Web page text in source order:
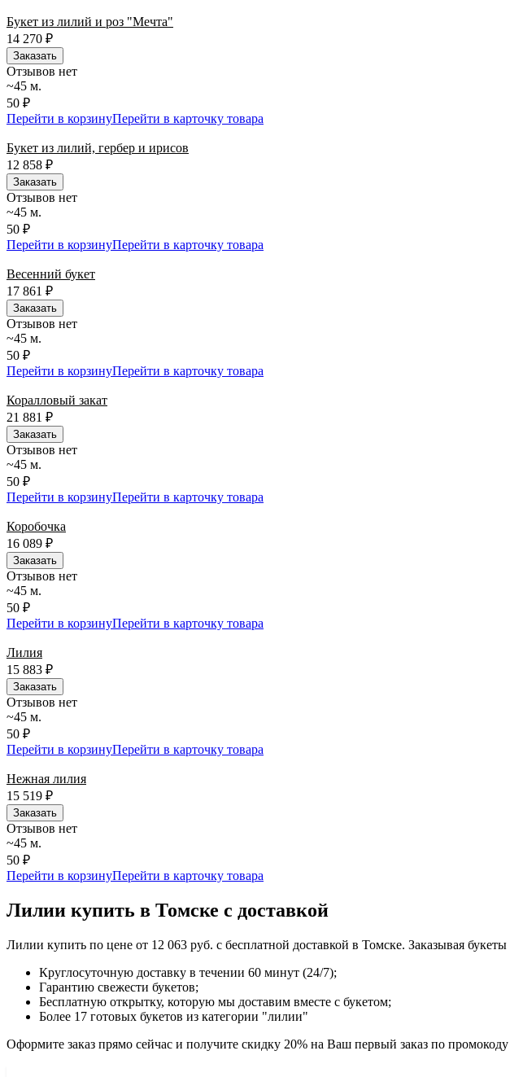
Букет из лилий и роз "Мечта"
14 270 ₽
Заказать
Отзывов нет
~45 м.
50 ₽
Перейти в корзинуПерейти в карточку товара
Букет из лилий, гербер и ирисов
12 858 ₽
Заказать
Отзывов нет
~45 м.
50 ₽
Перейти в корзинуПерейти в карточку товара
Весенний букет
17 861
₽
Заказать
Отзывов нет
~45 м.
50 ₽
Перейти в корзинуПерейти в карточку товара
Коралловый закат
21 881
₽
Заказать
Отзывов нет
~45 м.
50 ₽
Перейти в корзинуПерейти в карточку товара
Коробочка
16 089 ₽
Заказать
Отзывов нет
~45 м.
50 ₽
Перейти в корзинуПерейти в карточку товара
Лилия
15 883 ₽
Заказать
Отзывов нет
~45 м.
50 ₽
Перейти в корзинуПерейти в карточку товара
Нежная лилия
15 519 ₽
Заказать
Отзывов нет
~45 м.
50 ₽
Перейти в корзинуПерейти в карточку товара
Лилии купить в Томске с доставкой
Лилии купить по цене от 12 063 руб. с бесплатной доставкой в Томске. Заказывая
Круглосуточную доставку в течении 60 минут (24/7);
Гарантию свежести букетов;
Бесплатную открытку, которую мы доставим вместе с букетом;
Более 17 готовых букетов из категории "лилии"
Оформите заказ прямо сейчас и получите скидку 20% на Ваш первый заказ по